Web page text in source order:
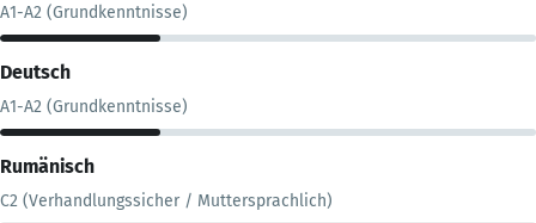
A1-A2 (Grundkenntnisse)
Deutsch
A1-A2 (Grundkenntnisse)
Rumänisch
C2 (Verhandlungssicher / Muttersprachlich)